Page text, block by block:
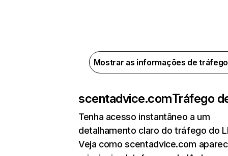
Mostrar as informações de
scentadvice.comTráfego
Tenha acesso instantâneo a um
detalhamento claro do tráfego do
Veja como scentadvice.com